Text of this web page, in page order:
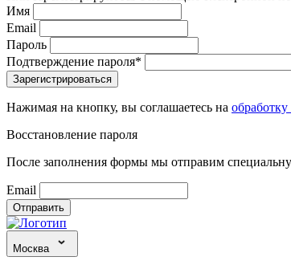
Имя
Email
Пароль
Подтверждение пароля*
Зарегистрироваться
Нажимая на кнопку, вы соглашаетесь на
Восстановление пароля
После заполнения формы мы отправим
Email
Отправить
Москва